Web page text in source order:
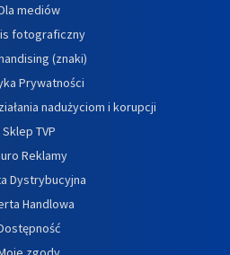
mediów
fotograficzny
(znaki)
Prywatności
nadużyciom i korupcji
Sklep TVP
Reklamy
Dystrybucyjna
Handlowa